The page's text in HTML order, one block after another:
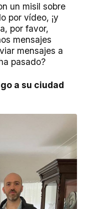
un misil sobre
por vídeo, ¡y
por favor,
mensajes
mensajes a
pasado?
a su ciudad